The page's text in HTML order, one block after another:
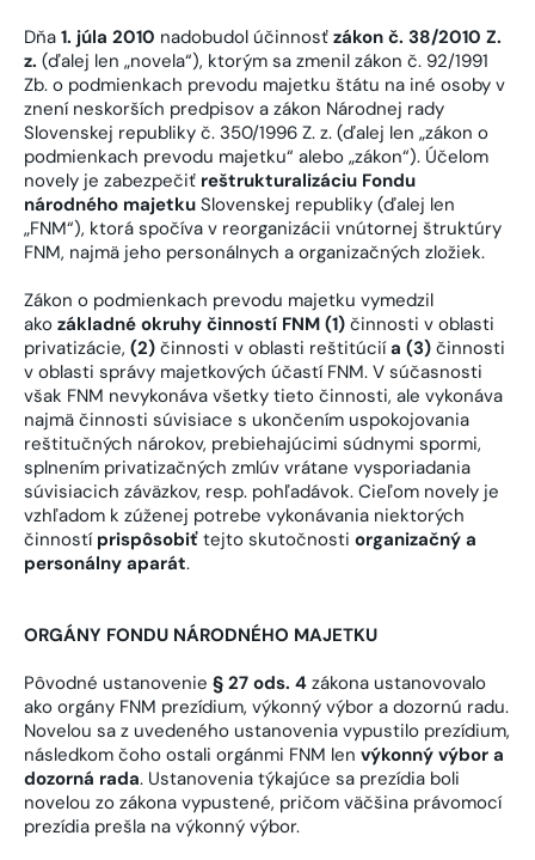
Dňa 1. júla 2010 nadobudol účinnosť zákon č. 38/2010 Z.
z. (ďalej len „novela“), ktorým sa zmenil zákon č. 92/1991
Zb. o podmienkach prevodu majetku štátu na iné osoby v
znení neskorších predpisov a zákon Národnej rady
Slovenskej republiky č. 350/1996 Z. z. (ďalej len „zákon o
podmienkach prevodu majetku“ alebo „zákon“). Účelom
novely je zabezpečiť reštrukturalizáciu Fondu
národného majetku Slovenskej republiky (ďalej len
„FNM“), ktorá spočíva v reorganizácii vnútornej štruktúry
FNM, najmä jeho personálnych a organizačných zložiek.
Zákon o podmienkach prevodu majetku vymedzil
ako základné okruhy činností FNM (1) činnosti v oblasti
privatizácie, (2) činnosti v oblasti reštitúciía (3) činnosti
v oblasti správy majetkových účastí FNM. V súčasnosti
však FNM nevykonáva všetky tieto činnosti, ale vykonáva
najmä činnosti súvisiace s ukončením uspokojovania
reštitučných nárokov, prebiehajúcimi súdnymi spormi,
splnením privatizačných zmlúv vrátane vysporiadania
súvisiacich záväzkov, resp. pohľadávok. Cieľom novely je
vzhľadom k zúženej potrebe vykonávania niektorých
činností prispôsobiť tejto skutočnosti organizačný a
personálny aparát.
ORGÁNY FONDU NÁRODNÉHO MAJETKU
Pôvodné ustanovenie § 27 ods. 4 zákona ustanovovalo
ako orgány FNM prezídium, výkonný výbor a dozornú radu.
Novelou sa z uvedeného ustanovenia vypustilo prezídium,
následkom čoho ostali orgánmi FNM len výkonný výbor a
dozorná rada. Ustanovenia týkajúce sa prezídia boli
novelou zo zákona vypustené, pričom väčšina právomocí
prezídia prešla na výkonný výbor.